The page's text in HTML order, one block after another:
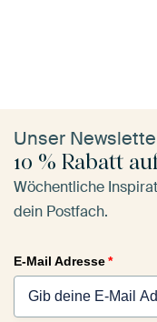
Unser
10 % Rabatt
Wöchentliche
dein Postfach.
E-Mail Adresse*